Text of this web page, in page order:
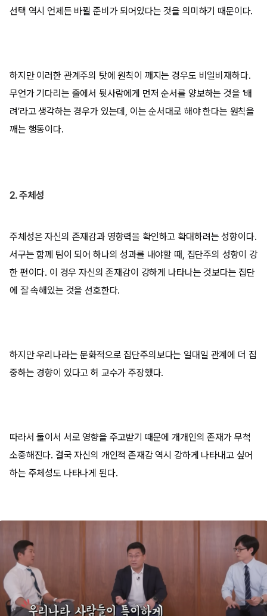
선택 역시 언제든 바뀔 준비가 되어있다는 것을 의미하기 때문이다.
하지만 이러한 관계주의 탓에 원칙이 깨지는 경우도 비일비재하다.
무언가 기다리는 줄에서 뒷사람에게 먼저 순서를 양보하는 것을 ‘배
려’라고 생각하는 경우가 있는데, 이는 순서대로 해야 한다는 원칙을
깨는 행동이다.
2. 주체성
주체성은 자신의 존재감과 영향력을 확인하고 확대하려는 성향이다.
서구는 함께 팀이 되어 하나의 성과를 내야할 때, 집단주의 성향이 강
한 편이다. 이 경우 자신의 존재감이 강하게 나타나는 것보다는 집단
에 잘 속해있는 것을 선호한다.
하지만 우리나라는 문화적으로 집단주의보다는 일대일 관계에 더 집
중하는 경향이 있다고 허 교수가 주장했다.
따라서 둘이서 서로 영향을 주고받기 때문에 개개인의 존재가 무척
소중해진다. 결국 자신의 개인적 존재감 역시 강하게 나타내고 싶어
하는 주체성도 나타나게 된다.